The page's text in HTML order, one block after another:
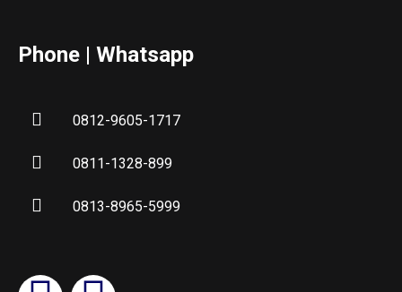
Phone | Whatsapp
0812-9605-1717
0811-1328-899
0813-8965-5999